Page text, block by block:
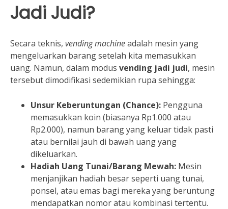
Jadi Judi?
Secara teknis, vending machineadalah mesin yang
mengeluarkan barang setelah kita memasukkan
uang. Namun, dalam modus vending jadi judi, mesin
tersebut dimodifikasi sedemikian rupa sehingga:
Unsur Keberuntungan (Chance): Pengguna
memasukkan koin (biasanya Rp1.000 atau
Rp2.000), namun barang yang keluar tidak pasti
atau bernilai jauh di bawah uang yang
dikeluarkan.
Hadiah Uang Tunai/Barang Mewah: Mesin
menjanjikan hadiah besar seperti uang tunai,
ponsel, atau emas bagi mereka yang beruntung
mendapatkan nomor atau kombinasi tertentu.